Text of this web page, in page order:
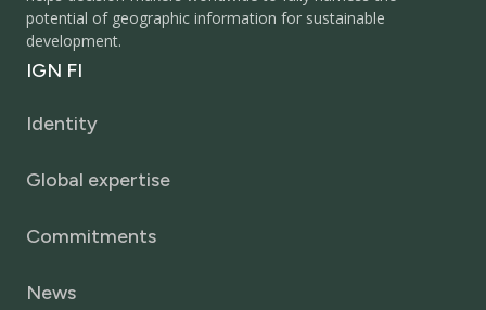
potential of geographic information for sustainable
development.
IGN FI
Identity
Global expertise
Commitments
News